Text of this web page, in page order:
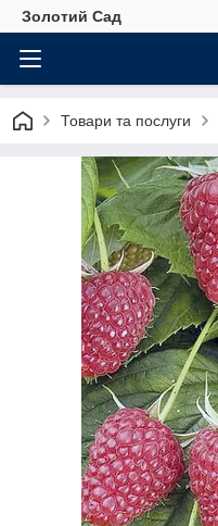
Золотий Сад
Товари та послуги